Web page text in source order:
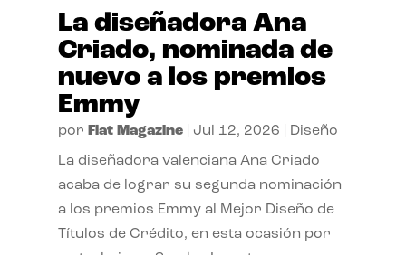
La diseñadora Ana
Criado, nominada de
nuevo a los premios
Emmy
por Flat Magazine| Jul 12, 2026 Diseño
La diseñadora valenciana Ana Criado
acaba de lograr su segunda nominación
a los premios Emmy al Mejor Diseño de
Títulos de Crédito, en esta ocasión por